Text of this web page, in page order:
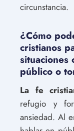
circunstancia.
¿Cómo
cristianos
situaciones
público o
La fe
refugio y
ansiedad. Al